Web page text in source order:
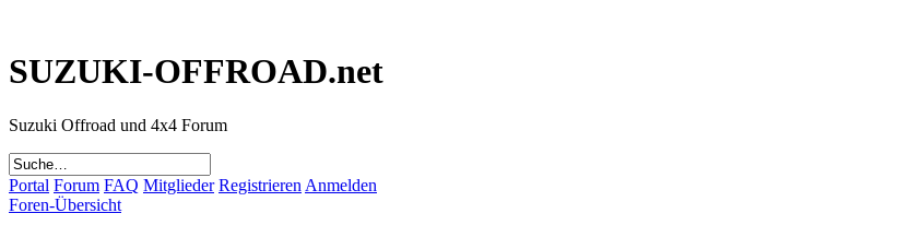
SUZUKI-OFFROAD.net
Suzuki Offroad und 4x4 Forum
Portal Forum FAQ Mitglieder Registrieren Anmelden
Foren-Übersicht